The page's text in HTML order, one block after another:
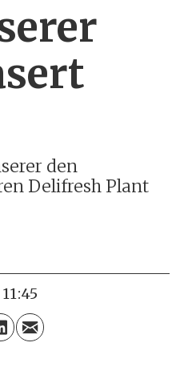
den
Delifresh Plant